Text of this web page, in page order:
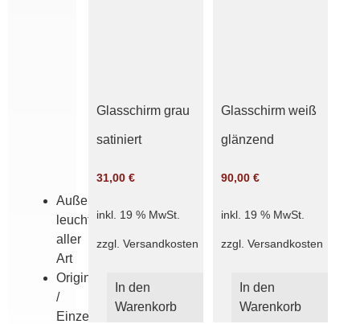
opal
glänzend
Außen­
leuchten
aller
Art
Originale
/
Einzel­
Glasschirm grau
satiniert
31,00 €
inkl. 19 % MwSt.
zzgl. Versandkosten
In den
Warenkorb
Glasschirm weiß
glänzend
90,00 €
inkl. 19 % MwSt.
zzgl. Versandkosten
In den
Warenkorb